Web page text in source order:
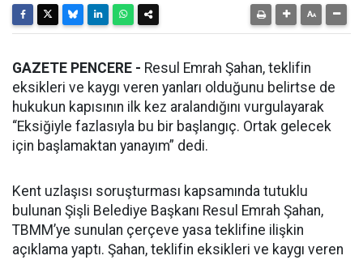
GAZETE PENCERE - Resul Emrah Şahan, teklifin
eksikleri ve kaygı veren yanları olduğunu belirtse de
hukukun kapısının ilk kez aralandığını vurgulayarak
“Eksiğiyle fazlasıyla bu bir başlangıç. Ortak gelecek
için başlamaktan yanayım” dedi.
Kent uzlaşısı soruşturması kapsamında tutuklu
bulunan Şişli Belediye Başkanı Resul Emrah Şahan,
TBMM’ye sunulan çerçeve yasa teklifine ilişkin
açıklama yaptı. Şahan, teklifin eksikleri ve kaygı veren